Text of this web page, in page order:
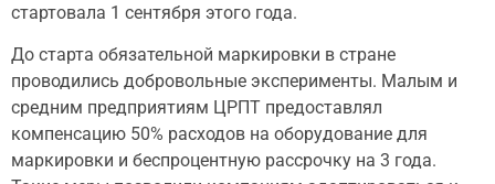
стартовала 1 сентября этого года.
До старта обязательной маркировки в стране
проводились добровольные эксперименты. Малым и
средним предприятиям ЦРПТ предоставлял
компенсацию 50% расходов на оборудование для
маркировки и беспроцентную рассрочку на 3 года.